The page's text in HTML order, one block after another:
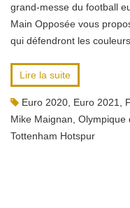
grand-messe du football
Main Opposée vous
qui défendront les
Lire la suite
Euro 2020 Euro 2021
Mike Maignan Olympique
Tottenham Hotspur